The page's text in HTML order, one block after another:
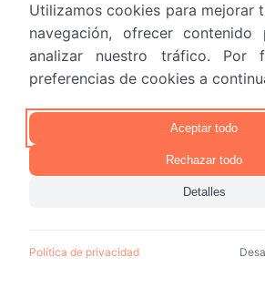
3.
Pregunta
¿Cómo se llama
Utilizamos cookies para mejorar
navegación, ofrecer contenido
analizar nuestro tráfico. Por
preferencias de cookies a
Aceptar todo
Rechazar todo
Detalles
Política de privacidad